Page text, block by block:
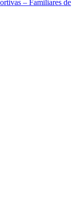
– Familiares de